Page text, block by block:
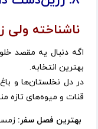
ناشناخته ولی
اگه دنبال یه مقصد
بهترین انتخابه.
در دل نخلستان‌ها و
قنات و میوه‌های تازه
بهترین فصل سفر: